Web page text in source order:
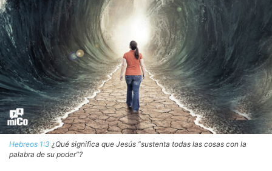
Hebreos 1:3 ¿Qué significa que Jesús “sustenta todas las cosas con la
palabra de su poder”?